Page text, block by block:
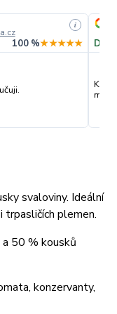
i
100 %★★★★★
svaloviny. Ideální
trpasličích plemen.
50 % kousků
konzervanty,